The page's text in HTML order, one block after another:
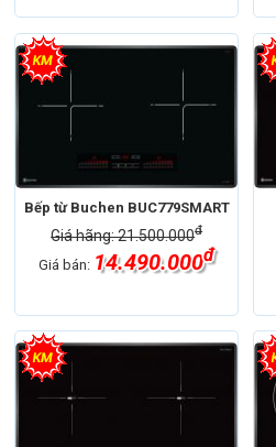
Bếp từ Buchen BUC779SMART
Giá hãng: 21.500.000đ
Giá bán: 14.490.000đ